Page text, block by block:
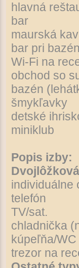
hlavná
bar
maurská
bar pri
Wi-Fi na
obchod so
bazén
šmykľavky
detské
miniklub
Popis izby:
individuálne
telefón
TV/sat.
chladnička
kúpeľňa/WC
trezor na